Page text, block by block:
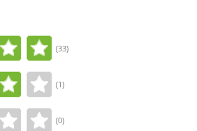
(33)
(1)
(0)